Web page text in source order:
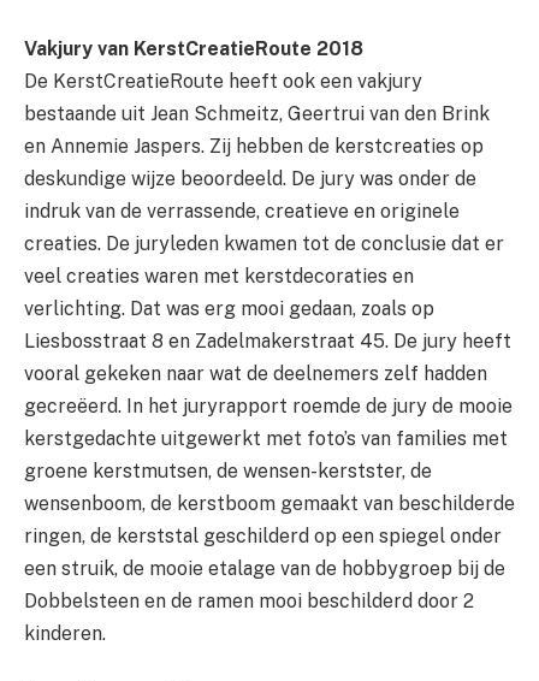
Vakjury van KerstCreatieRoute 2018
De KerstCreatieRoute heeft ook een vakjury
bestaande uit Jean Schmeitz, Geertrui van den Brink
en Annemie Jaspers. Zij hebben de kerstcreaties op
deskundige wijze beoordeeld. De jury was onder de
indruk van de verrassende, creatieve en originele
creaties. De juryleden kwamen tot de conclusie dat er
veel creaties waren met kerstdecoraties en
verlichting. Dat was erg mooi gedaan, zoals op
Liesbosstraat 8 en Zadelmakerstraat 45. De jury heeft
vooral gekeken naar wat de deelnemers zelf hadden
gecreëerd. In het juryrapport roemde de jury de mooie
kerstgedachte uitgewerkt met foto’s van families met
groene kerstmutsen, de wensen-kerstster, de
wensenboom, de kerstboom gemaakt van beschilderde
ringen, de kerststal geschilderd op een spiegel onder
een struik, de mooie etalage van de hobbygroep bij de
Dobbelsteen en de ramen mooi beschilderd door 2
kinderen.